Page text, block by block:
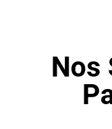
Nos